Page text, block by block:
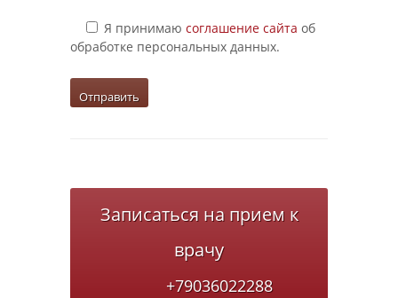
Я принимаю соглашение сайта об
обработке персональных данных.
Записаться на прием к
врачу
+79036022288